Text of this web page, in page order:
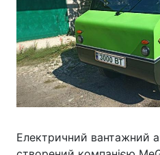
Електричний вантажний